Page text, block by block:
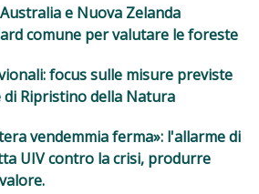
e Nuova Zelanda
comune per valutare le foreste
focus sulle misure previste
di Ripristino della Natura
vendemmia ferma»: l'allarme di
UIV contro la crisi, produrre